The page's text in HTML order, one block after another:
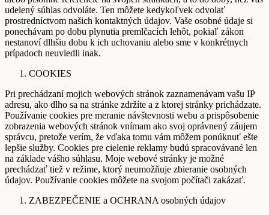
udelený súhlas odvoláte. Ten môžete kedykoľvek odvolať
prostredníctvom našich kontaktných údajov. Vaše osobné údaje si
ponechávam po dobu plynutia premlčacích lehôt, pokiaľ zákon
nestanoví dlhšiu dobu k ich uchovaniu alebo sme v konkrétnych
prípadoch neuviedli inak.
COOKIES
Pri prechádzaní mojich webových stránok zaznamenávam vašu IP
adresu, ako dlho sa na stránke zdržíte a z ktorej stránky prichádzate.
Používanie cookies pre meranie návštevnosti webu a prispôsobenie
zobrazenia webových stránok vnímam ako svoj oprávnený záujem
správcu, pretože verím, že vďaka tomu vám môžem ponúknuť ešte
lepšie služby. Cookies pre cielenie reklamy budú spracovávané len
na základe vášho súhlasu. Moje webové stránky je možné
prechádzať tiež v režime, ktorý neumožňuje zbieranie osobných
údajov. Používanie cookies môžete na svojom počítači zakázať.
ZABEZPEČENIE a OCHRANA osobných údajov